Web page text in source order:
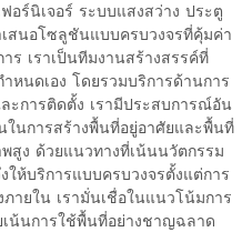
อร์นิเจอร์ ระบบแสงสว่าง ประตู
สนอโซลูชันแบบครบวงจรที่คุ้มค่า
ร เราเป็นทีมงานสร้างสรรค์ที่
หนดเอง โดยรวมบริการด้านการ
ะการติดตั้ง เรามีประสบการณ์อัน
นการสร้างพื้นที่อยู่อาศัยและพื้นที่
ง ด้วยแนวทางที่เน้นนวัตกรรม
ให้บริการแบบครบวงจรตั้งแต่การ
ายใน เรามั่นเชื่อในแนวโน้มการ
น้นการใช้พื้นที่อย่างชาญฉลาด